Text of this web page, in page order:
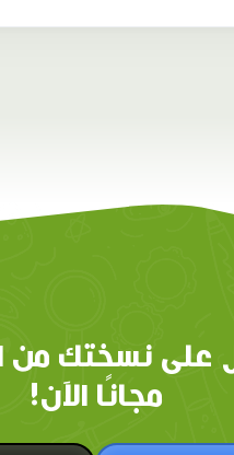
على نسختك من
مجانًا الآن!